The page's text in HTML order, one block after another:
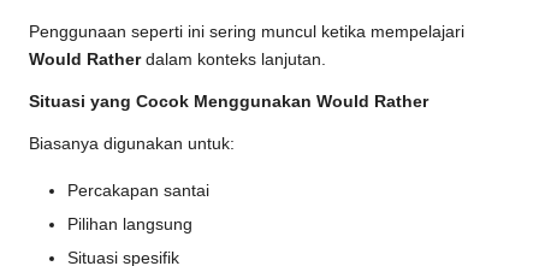
Penggunaan seperti ini sering muncul ketika mempelajari
Would Ratherdalam konteks lanjutan.
Situasi yang Cocok Menggunakan Would Rather
Biasanya digunakan untuk:
Percakapan santai
Pilihan langsung
Situasi spesifik